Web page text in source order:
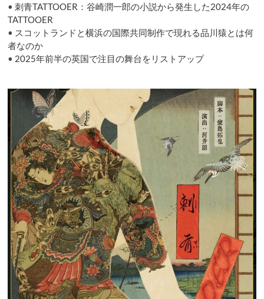
Theater
Festival
•刺青TATTOOER：谷崎潤一郎の小説から発生した2024年の
TATTOOER
• スコットランドと横浜の国際共同制作で現れる品川猿とは何
者なのか
• 2025年前半の英国で注目の舞台をリストアップ